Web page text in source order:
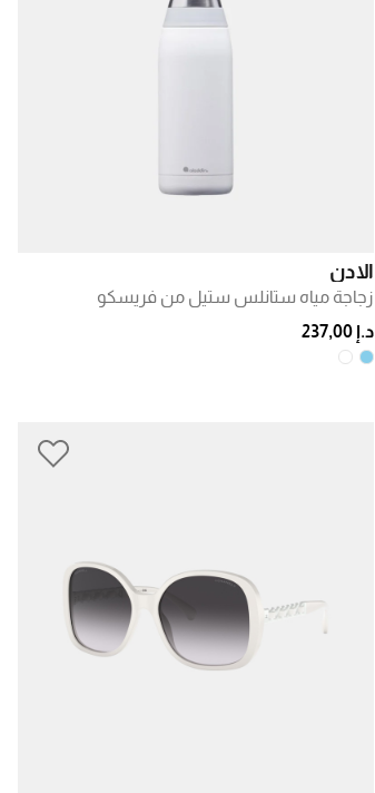
ألادن
زجاجة مياه ستانلس ستيل من فريسكو
د.إ 237,00